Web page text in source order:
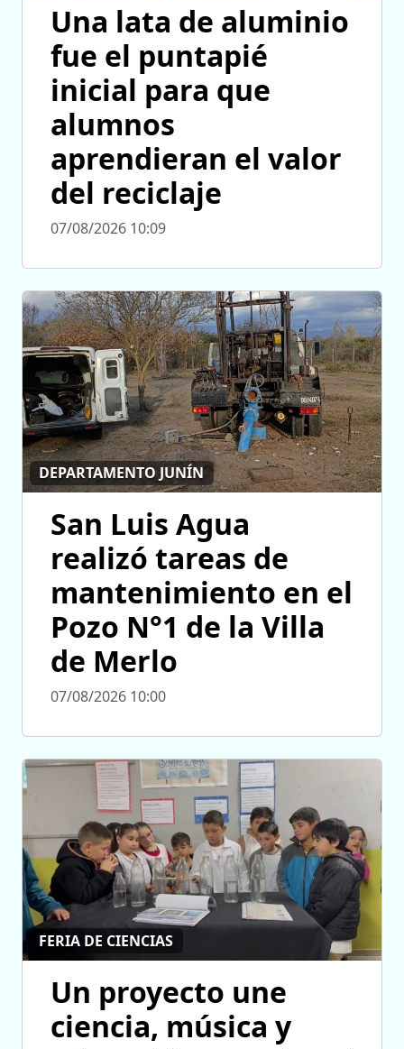
Una lata de aluminio
fue el puntapié
inicial para que
alumnos
aprendieran el valor
del reciclaje
07/08/2026 10:09
DEPARTAMENTO JUNÍN
San Luis Agua
realizó tareas de
mantenimiento en el
Pozo N°1 de la Villa
de Merlo
07/08/2026 10:00
FERIA DE CIENCIAS
Un proyecto une
ciencia, música y